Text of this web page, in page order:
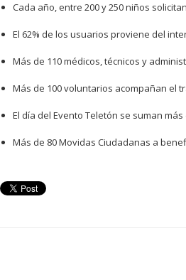
Cada año, entre 200 y 250 niños
El 62% de los usuarios proviene del
Más de 110 médicos, técnicos y
Más de 100 voluntarios acompañan el
El día del Evento Teletón se suman
Más de 80 Movidas Ciudadanas a